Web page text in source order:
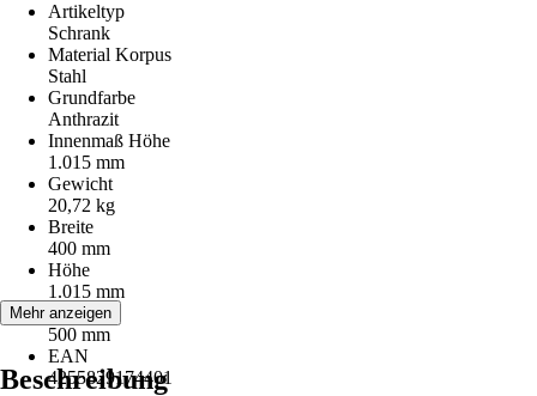
Artikeltyp
Schrank
Material Korpus
Stahl
Grundfarbe
Anthrazit
Innenmaß Höhe
1.015 mm
Gewicht
20,72 kg
Breite
400 mm
Höhe
1.015 mm
Tiefe
500 mm
EAN
4255829174401
Mehr anzeigen
Beschreibung